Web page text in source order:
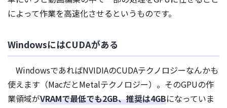
によって作業を高速化させるというものです。
WindowsにはCUDAがある
WindowsであればNVIDIAのCUDAテクノロジーなんかも
使えます（MacだとMetalテクノロジー）。そのGPUの作
業領域がVRAMで最低でも2GB、推奨は4GBになっていま